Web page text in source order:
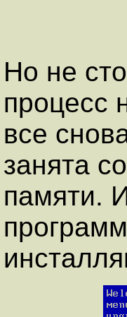
Но не
процесс
все
занята
памяти.